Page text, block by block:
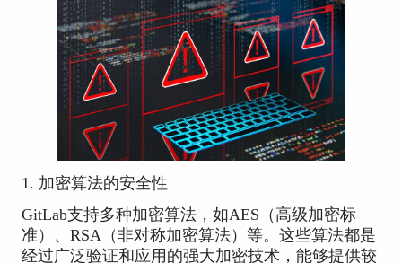
1. 加密算法的安全性
GitLab支持多种加密算法，如AES（高级加密标
准）、RSA（非对称加密算法）等。这些算法都是
经过广泛验证和应用的强大加密技术，能够提供较